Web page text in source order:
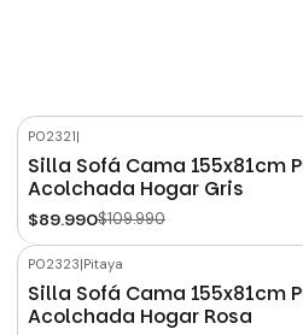
P02321|
Silla Sofá Cama 155x81cm
Acolchada Hogar Gris
$89.990$109.990
P02323|Pitaya
Silla Sofá Cama 155x81cm
Acolchada Hogar Rosa